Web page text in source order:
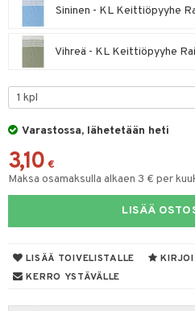
Sininen - KL Keittiöpyyhe
Vihreä - KL Keittiöpyyhe
Varastossa, lähetetään heti
3,10 €
Maksa osamaksulla alkaen 3 € per
LISÄÄ
LISÄÄ TOIVELISTALLE
KERRO YSTÄVÄLLE
sisustus
tekstiilit
säilytys
tekstiilit
Saalit
& Tyynyliinat
& Koukut
tekstiilit